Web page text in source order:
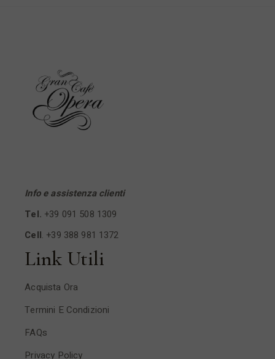
Info e assistenza clienti
Tel. +39 091 508 1309
Cell. +39 388 981 1372
Link Utili
Acquista Ora
Termini E Condizioni
FAQs
Privacy Policy